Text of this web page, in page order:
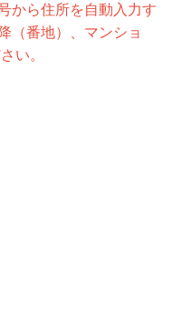
から住所を自動入力す
（番地）、マンショ
い。